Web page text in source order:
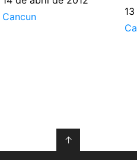
Respecto a
Cancun
↑